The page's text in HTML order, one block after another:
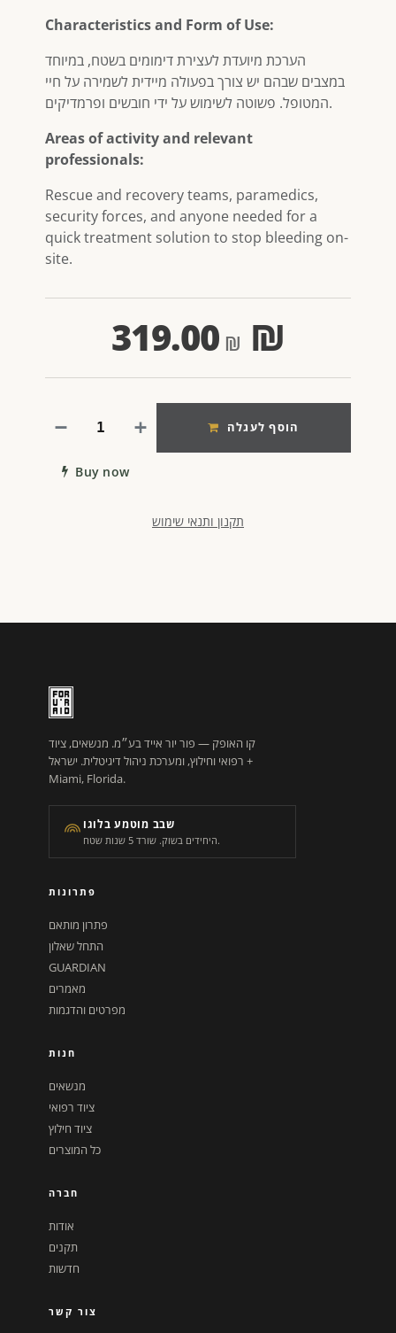
Characteristics and Form of Use:
הערכת מיועדת לעצירת דימומים בשטח, במיוחד
במצבים שבהם יש צורך בפעולה מיידית לשמירה על חיי
המטופל. פשוטה לשימוש על ידי חובשים ופרמדיקים.
Areas of activity and relevant
professionals:
Rescue and recovery teams, paramedics,
security forces, and anyone needed for a
quick treatment solution to stop bleeding on-
site.
319.00 ₪
הוסף לעגלה
Buy now
תקנון ותנאי שימוש
קו האופק — פור יור אייד בע״מ. מנשאים, ציוד
רפואי וחילוץ, ומערכת ניהול דיגיטלית. ישראל +
Miami, Florida.
שבב מוטמע בלוגו
היחידים בשוק. שורד 5 שנות שטח.
פתרונות
פתרון מותאם
התחל שאלון
GUARDIAN
מאמרים
מפרטים והדגמות
חנות
מנשאים
ציוד רפואי
ציוד חילוץ
כל המוצרים
חברה
אודות
תקנים
חדשות
צור קשר